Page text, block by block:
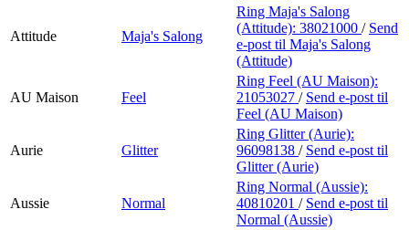
Attitude Maja's Salong
Ring Maja's Salong
(Attitude): 38021000 / Send
e-post til Maja's Salong
(Attitude)
AU Maison Feel
Ring Feel (AU Maison):
21053027 / Send e-post til
Feel (AU Maison)
Aurie Glitter
Ring Glitter (Aurie):
96098138 / Send e-post til
Glitter (Aurie)
Aussie Normal
Ring Normal (Aussie):
40810201 / Send e-post til
Normal (Aussie)